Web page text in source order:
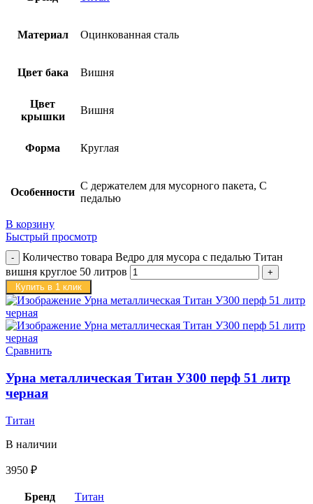
Материал Оцинкованная сталь
Цвет бака Вишня
Цвет
крышки
Вишня
Форма Круглая
Особенности
С держателем для мусорного пакета, С
педалью
В корзину
Быстрый просмотр
Количество товара Ведро для мусора с педалью Титан
вишня круглое 50 литров
Купить в 1 клик
Сравнить
Урна металлическая Титан У300 перф 51 литр
черная
Титан
В наличии
3950 ₽
Бренд Титан